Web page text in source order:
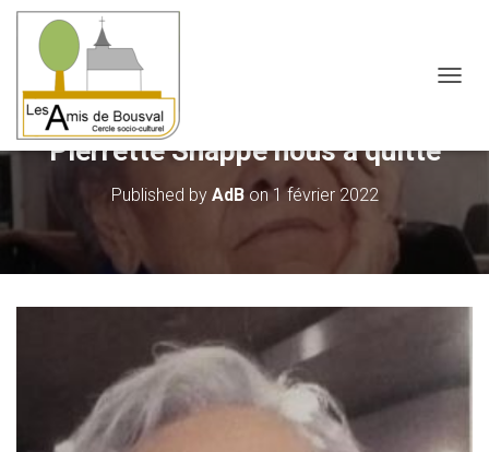
Pierrette Snappe nous a quitté
Published by AdBon1 février 2022